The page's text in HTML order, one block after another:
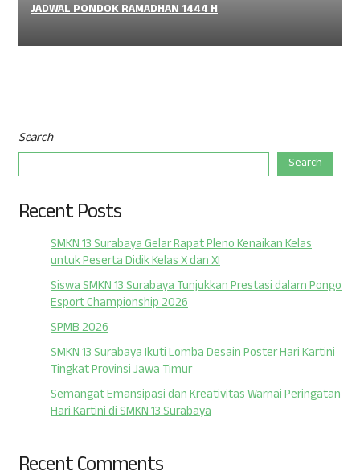
JADWAL PONDOK RAMADHAN 1444 H
Search
Search
Recent Posts
SMKN 13 Surabaya Gelar Rapat Pleno Kenaikan Kelas
untuk Peserta Didik Kelas X dan XI
Siswa SMKN 13 Surabaya Tunjukkan Prestasi dalam Pongo
Esport Championship 2026
SPMB 2026
SMKN 13 Surabaya Ikuti Lomba Desain Poster Hari Kartini
Tingkat Provinsi Jawa Timur
Semangat Emansipasi dan Kreativitas Warnai Peringatan
Hari Kartini di SMKN 13 Surabaya
Recent Comments